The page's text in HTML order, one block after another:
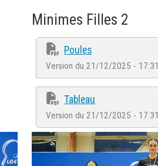
Minimes Filles 2
Poules
Version du 21/12/2025 - 17:31
Tableau
Version du 21/12/2025 - 17:31